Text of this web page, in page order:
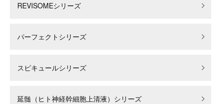
REVISOMEシリーズ
パーフェクトシリーズ
スピキュールシリーズ
延髄（ヒト神経幹細胞上清液）シリーズ